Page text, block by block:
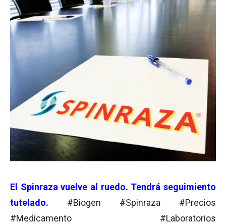
El Spinraza vuelve al ruedo. Tendrá seguimiento
tutelado.
#Biogen #Spinraza #Precios
#Medicamento #Laboratorios